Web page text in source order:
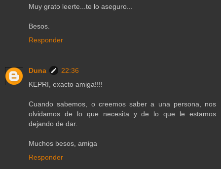
Muy grato leerte...te lo aseguro...
Besos.
Responder
Duna
22:36
KEPRI, exacto amiga!!!!
Cuando sabemos, o creemos saber a una persona, nos
olvidamos de lo que necesita y de lo que le estamos
dejando de dar.
Muchos besos, amiga
Responder